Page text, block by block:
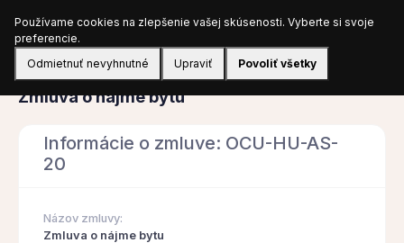
Prihlásiť sa
Zmluva
Zmluva o nájme bytu
Informácie o zmluve: OCU-HU-AS-
20
Názov zmluvy:
Zmluva o nájme bytu
Používame cookies na zlepšenie vašej skúsenosti. Vyberte si svoje
preferencie.
Odmietnuť nevyhnutné
Upraviť Povoliť všetky